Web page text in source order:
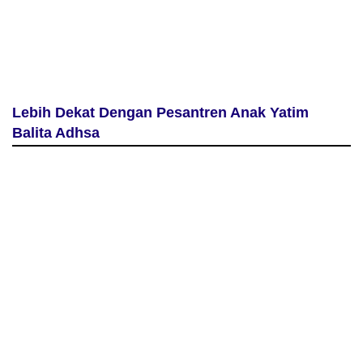
Lebih Dekat Dengan Pesantren Anak Yatim
Balita Adhsa